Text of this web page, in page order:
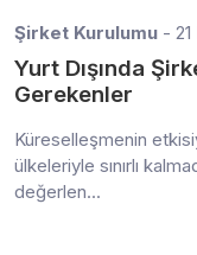
Şirket Kurulumu - 21
Yurt Dışında
Gerekenler
Küreselleşmenin
ülkeleriyle sınırlı
değerlen...